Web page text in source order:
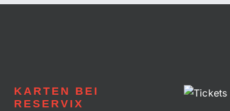
KARTEN BEI
RESERVIX